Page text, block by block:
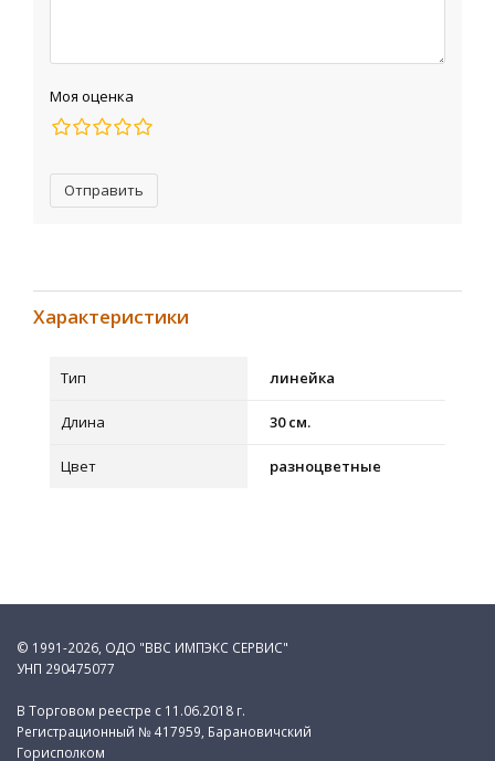
Моя оценка
Отправить
Характеристики
Тип линейка
Длина 30 см.
Цвет разноцветные
© 1991-2026, ОДО "ВВС ИМПЭКС СЕРВИС"
УНП 290475077
В Торговом реестре с 11.06.2018 г.
Регистрационный № 417959, Барановичский
Горисполком